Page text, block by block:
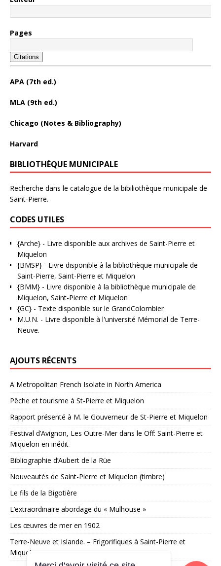
Pages
Citations
APA (7th ed.)
MLA (9th ed.)
Chicago (Notes & Bibliography)
Harvard
BIBLIOTHÈQUE MUNICIPALE
Recherche dans le catalogue de la bibiliothèque municipale de
Saint-Pierre.
CODES UTILES
{Arche} - Livre disponible aux archives de Saint-Pierre et
Miquelon
{BMSP} - Livre disponible à la bibliothèque municipale de
Saint-Pierre, Saint-Pierre et Miquelon
{BMM} - Livre disponible à la bibliothèque municipale de
Miquelon, Saint-Pierre et Miquelon
{GC} - Texte disponible sur le GrandColombier
M.U.N. - Livre disponible à l'université Mémorial de Terre-
Neuve.
AJOUTS RÉCENTS
A Metropolitan French Isolate in North America
Pêche et tourisme à St-Pierre et Miquelon
Rapport présenté à M. le Gouverneur de St-Pierre et Miquelon
Festival d’Avignon, Les Outre-Mer dans le Off: Saint-Pierre et
Miquelon en inédit
Bibliographie d’Aubert de la Rüe
Nouveautés de Saint-Pierre et Miquelon (timbre)
Le fils de la Bigotière
L’extraordinaire abordage du « Mulhouse »
Les œuvres de mer en 1902
Terre-Neuve et Islande. – Frigorifiques à Saint-Pierre et
Miquelon